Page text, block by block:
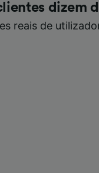
dizem
reais de